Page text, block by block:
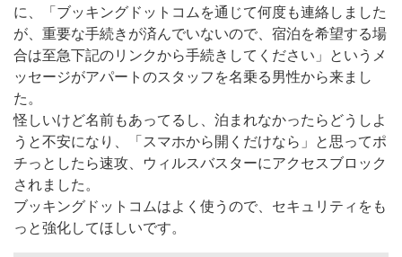
に、「ブッキングドットコムを通じて何度も連絡しました
が、重要な手続きが済んでいないので、宿泊を希望する場
合は至急下記のリンクから手続きしてください」というメ
ッセージがアパートのスタッフを名乗る男性から来まし
た。
怪しいけど名前もあってるし、泊まれなかったらどうしよ
うと不安になり、「スマホから開くだけなら」と思ってポ
チっとしたら速攻、ウィルスバスターにアクセスブロック
されました。
ブッキングドットコムはよく使うので、セキュリティをも
っと強化してほしいです。